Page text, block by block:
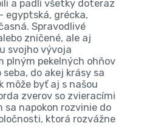
a padli všetky doteraz
egyptská, grécka,
Spravodlivé
zničené, ale aj
svojho vývoja
plným pekelných ohňov
do akej krásy sa
môže byť aj s našou
zverov so zvieracími
napokon rozvinie do
ktorá rozvážne